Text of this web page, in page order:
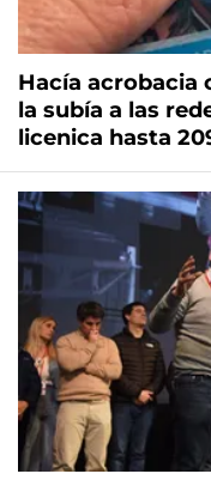
Hacía acrobacia
la subía a las
licenica hasta